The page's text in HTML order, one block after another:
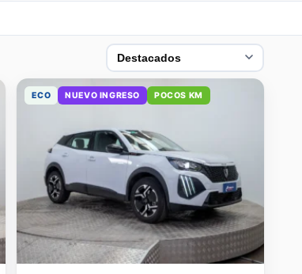
ECO NUEVO INGRESO POCOS KM